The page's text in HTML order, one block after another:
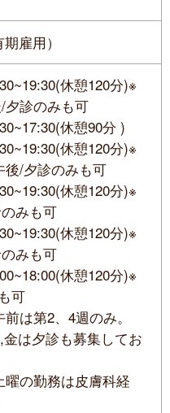
雇用）
休憩120分)※
夕診のみも可
休憩90分 )
休憩120分)※
後/夕診のみも可
休憩120分)※
みも可
休憩120分)※
みも可
休憩120分)※
可
は第2、4週のみ。
は夕診も募集してお
曜の勤務は皮膚科経